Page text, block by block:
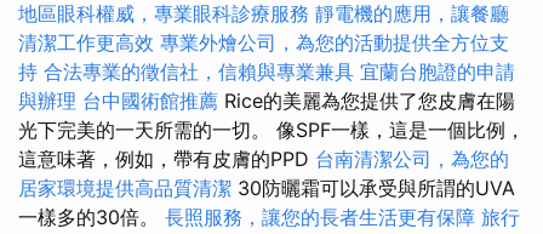
地區眼科權威，專業眼科診療服務 靜電機的應用，讓餐廳
清潔工作更高效 專業外燴公司，為您的活動提供全方位支
持 合法專業的徵信社，信賴與專業兼具 宜蘭台胞證的申請
與辦理 台中國術館推薦 Rice的美麗為您提供了您皮膚在陽
光下完美的一天所需的一切。 像SPF一樣，這是一個比例，
這意味著，例如，帶有皮膚的PPD 台南清潔公司，為您的
居家環境提供高品質清潔 30防曬霜可以承受與所謂的UVA
一樣多的30倍​​。 長照服務，讓您的長者生活更有保障 旅行